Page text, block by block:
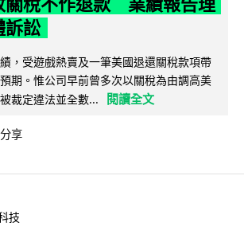
訴訟
，受遊戲熱賣及一筆美國退還關稅款項帶
期。惟公司早前曾多次以關稅為由調高美
裁定違法並全數...
閱讀全文
分享
技